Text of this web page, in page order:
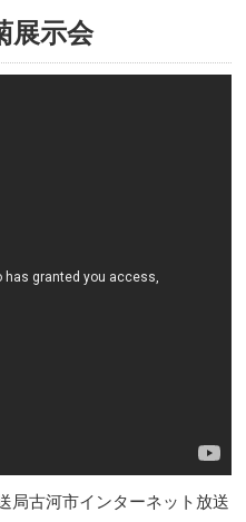
展示会
古河市インターネット放送